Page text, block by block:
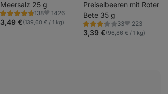
Zusatzstoffe
Meersalz 25 g
138
Bewertung
4.7/5,
138
Favoriten
1426
3,49 €(139,60 € / 1 kg)
rein biologische
Zutaten, ohne GVO,
Glutamat und
Zuckerzusatz
Preiselbeeren mit Roter
Bete 35 g
33
Bewertung
3.1/5,
33
Favoriten
223
3,39 €(96,86 € / 1 kg)